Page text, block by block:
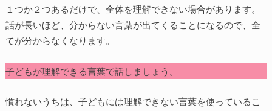
１つか２つあるだけで、全体を理解できない場合があります。
話が長いほど、分からない言葉が出てくることになるので、全
てが分からなくなります。
子どもが理解できる言葉で話しましょう。
慣れないうちは、子どもには理解できない言葉を使っているこ